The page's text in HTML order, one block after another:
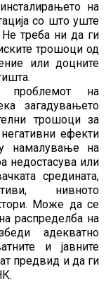
на
со што уште
треба ни да ги
трошоци од
или доцните
на
загадувањето
трошоци за
ефекти
намалување на
недостасува или
средината,
нивното
Може да се
распределба на
адекватно
и јавните
предвид и да ги